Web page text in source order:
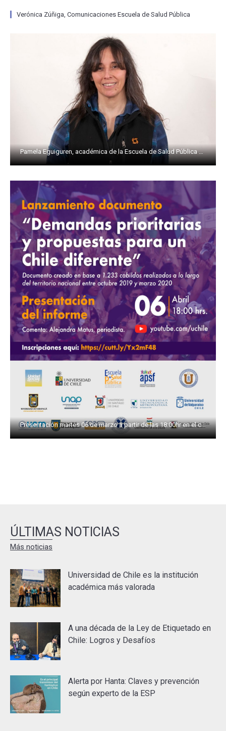
Pamela Eguiguren, académica de la Escuela de Salud Pública de la Universidad de Chile.
Presentación martes 06 de marzo a partir de las 18:00hr en el canal de Youtube de la Universidad de Chile y será comentado por la destacada periodista Alejandra Matus.
Verónica Zúñiga, Comunicaciones Escuela de Salud Pública
ÚLTIMAS NOTICIAS
Más noticias
Universidad de Chile es la institución
académica más valorada
A una década de la Ley de Etiquetado en
Chile: Logros y Desafíos
Alerta por Hanta: Claves y prevención
según experto de la ESP